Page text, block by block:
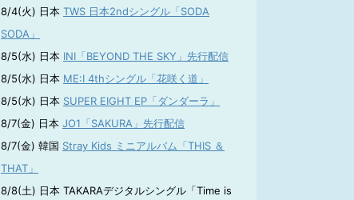
8/4(火) 日本 TWS 日本2ndシングル「SODA
SODA」
8/5(水) 日本 INI「BEYOND THE SKY」先行配信
8/5(水) 日本 ME:I 4thシングル「花咲く道」
8/5(水) 日本 SUPER EIGHT EP「ダンダーラ」
8/7(金) 日本 JO1「SAKURA」先行配信
8/7(金) 韓国 Stray Kids ミニアルバム「THIS ＆
THAT」
8/8(土) 日本 TAKARAデジタルシングル「Time is